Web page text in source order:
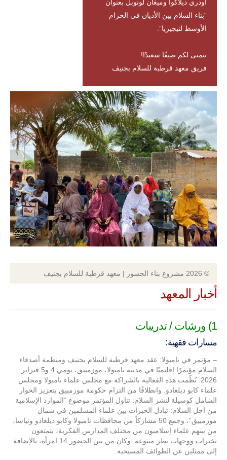
أودري ديلاكوا وميغان لونوبل بعنوان
“بناء السلام بين الأديان في الحزام
الأوسط لنيجيريا”.
نتمنى لكم صيفًا سعيدًا!
فريق معهد قرطبة للسلام بجنيف
© 2026 مشروع بناء الجسور | معهد قرطبة للسلام بجنيف
أخبار المعهد
1) ورشات / تدريبات
مسارات فقهية:
– مؤتمر في نامبولا: عقد معهد قرطبة للسلام بجنيف ومنظمة أصدقاء
السلام مؤتمرًا إقليميًا في مدينة نامبولا، موزمبيق، يومي 4 و5 فبراير
2026. نُظّمت هذه الفعالية بالشراكة مع مجلس علماء نامبولا ومجلس
علماء كابو ديلغادو. وانطلاقًا من التزام حكومة موزمبيق بتعزيز الحوار
الشامل كوسيلة لنشر السلام. تناول المؤتمر موضوع “الموارد الإسلامية
من أجل السلام: تبادل الخبرات بين علماء المسلمين في شمال
موزمبيق”، وجمع 50 مشاركاً من محافظات نامبولا وكابو ديلغادو ونياسا،
من بينهم علماء إسلاميون من مختلف المدارس الفكرية، يتمتعون
بخبرات ووجهات نظر متنوعة. وكان من بين الحضور 14 امرأة، بالإضافة
إلى ممثلين عن الطوائف المسيحية.